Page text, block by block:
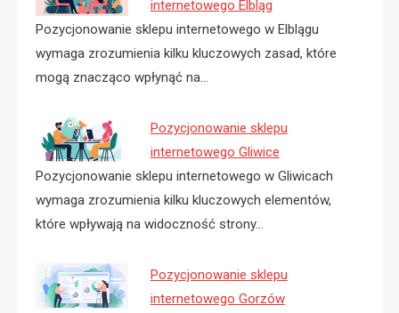
internetowego Elbląg
Pozycjonowanie sklepu internetowego w Elblągu
wymaga zrozumienia kilku kluczowych zasad, które
mogą znacząco wpłynąć na…
Pozycjonowanie sklepu
internetowego Gliwice
Pozycjonowanie sklepu internetowego w Gliwicach
wymaga zrozumienia kilku kluczowych elementów,
które wpływają na widoczność strony…
Pozycjonowanie sklepu
internetowego Gorzów